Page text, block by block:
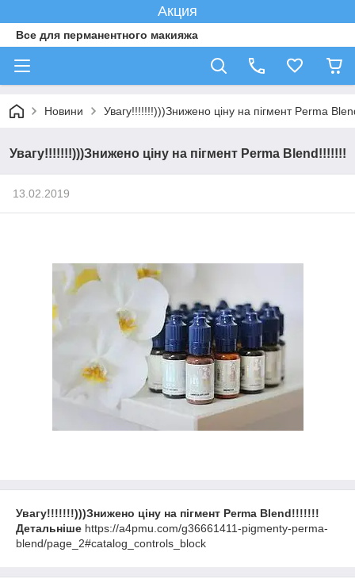
Акция
Все для перманентного макияжа
Новини Увагу!!!!!!!)))Знижено ціну на пігмент Perma
Увагу!!!!!!!)))Знижено ціну на пігмент Perma Blend!!!!!!!
13.02.2019
Увагу!!!!!!!)))Знижено ціну на пігмент Perma Blend!!!!!!!
Детальніше https://a4pmu.com/g36661411-pigmenty-perma-
blend/page_2#catalog_controls_block